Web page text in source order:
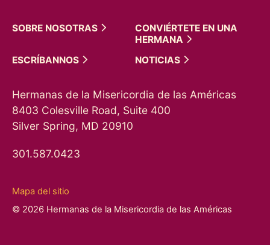
SOBRE NOSOTRAS
CONVIÉRTETE EN UNA
HERMANA
ESCRÍBANNOS
NOTICIAS
Hermanas de la Misericordia de las Américas
8403 Colesville Road, Suite 400
Silver Spring, MD 20910
301.587.0423
Mapa del sitio
© 2026 Hermanas de la Misericordia de las Américas